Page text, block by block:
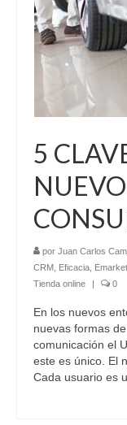
5
NUEVO
por Juan Carlos
CRM Eficacia
Tienda online
| 0
En los nuevos
nuevas formas
comunicación el
este es único. El
Cada usuario es